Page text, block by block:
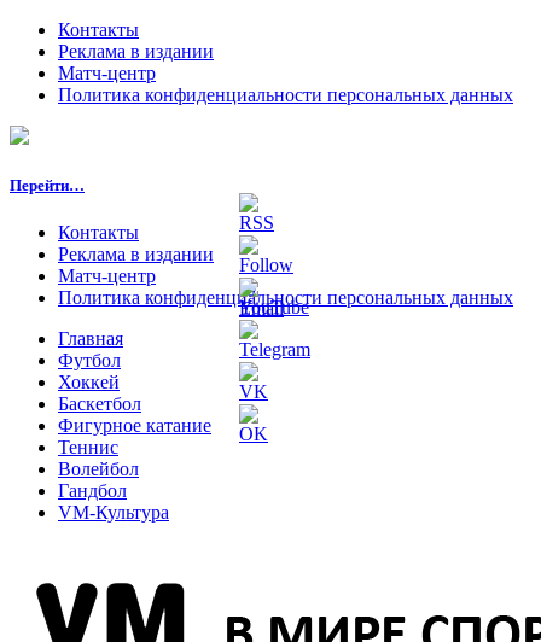
Контакты
Реклама в издании
Матч-центр
Политика конфиденциальности персональных данных
Перейти…
Контакты
Реклама в издании
Матч-центр
Политика конфиденциальности персональных данных
Главная
Футбол
Хоккей
Баскетбол
Фигурное катание
Теннис
Волейбол
Гандбол
VM-Культура